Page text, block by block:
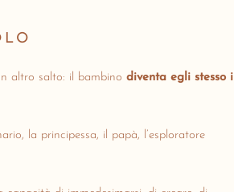
altro salto: il bambino diventa egli stesso il
la principessa, il papà, l’esploratore